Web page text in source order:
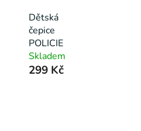
Dětská
čepice
POLICIE
Skladem
299 Kč